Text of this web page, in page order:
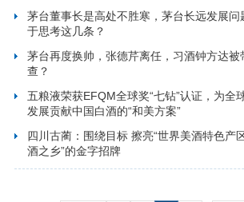
茅台董事长是高处不胜寒，茅台长远发展问
于思考这几条？
茅台再度换帅，张德芹离任，习酒钟方达被
查？
五粮液荣获EFQM全球奖“七钻”认证，为全
发展贡献中国白酒的“和美方案”
四川古蔺：围绕目标 擦亮“世界美酒特色产
酒之乡”的金字招牌